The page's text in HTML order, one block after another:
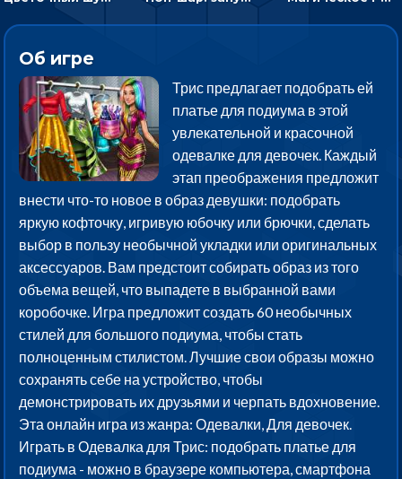
Об игре
Трис предлагает подобрать ей
платье для подиума в этой
увлекательной и красочной
одевалке для девочек. Каждый
этап преображения предложит
внести что-то новое в образ девушки: подобрать
яркую кофточку, игривую юбочку или брючки, сделать
выбор в пользу необычной укладки или оригинальных
аксессуаров. Вам предстоит собирать образ из того
объема вещей, что выпадете в выбранной вами
коробочке. Игра предложит создать 60 необычных
стилей для большого подиума, чтобы стать
полноценным стилистом. Лучшие свои образы можно
сохранять себе на устройство, чтобы
демонстрировать их друзьями и черпать вдохновение.
Эта онлайн игра из жанра: Одевалки, Для девочек.
Играть в Одевалка для Трис: подобрать платье для
подиума - можно в браузере компьютера, смартфона